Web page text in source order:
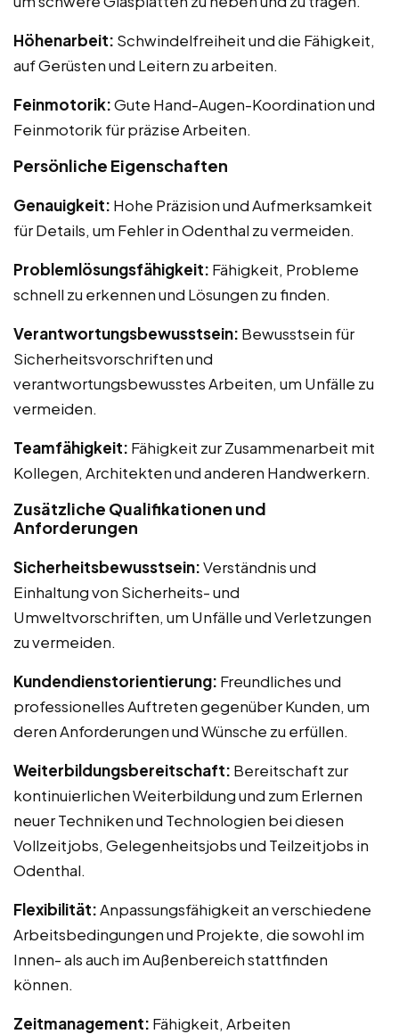
Höhenarbeit: Schwindelfreiheit und die Fähigkeit,
auf Gerüsten und Leitern zu arbeiten.
Feinmotorik:Gute Hand-Augen-Koordination und
Feinmotorik für präzise Arbeiten.
Persönliche Eigenschaften
Genauigkeit: Hohe Präzision und Aufmerksamkeit
für Details, um Fehler in Odenthal zu vermeiden.
Problemlösungsfähigkeit: Fähigkeit, Probleme
schnell zu erkennen und Lösungen zu finden.
Verantwortungsbewusstsein: Bewusstsein für
Sicherheitsvorschriften und
verantwortungsbewusstes Arbeiten, um Unfälle zu
vermeiden.
Teamfähigkeit: Fähigkeit zur Zusammenarbeit mit
Kollegen, Architekten und anderen Handwerkern.
Zusätzliche Qualifikationen und
Anforderungen
Sicherheitsbewusstsein:Verständnis und
Einhaltung von Sicherheits- und
Umweltvorschriften, um Unfälle und Verletzungen
zu vermeiden.
Kundendienstorientierung: Freundliches und
professionelles Auftreten gegenüber Kunden, um
deren Anforderungen und Wünsche zu erfüllen.
Weiterbildungsbereitschaft: Bereitschaft zur
kontinuierlichen Weiterbildung und zum Erlernen
neuer Techniken und Technologien bei diesen
Vollzeitjobs, Gelegenheitsjobs und Teilzeitjobs in
Odenthal.
Flexibilität:Anpassungsfähigkeit an verschiedene
Arbeitsbedingungen und Projekte, die sowohl im
Innen- als auch im Außenbereich stattfinden
können.
Zeitmanagement: Fähigkeit, Arbeiten